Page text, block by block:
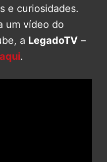
e curiosidades.
um vídeo do
a LegadoTV –
.